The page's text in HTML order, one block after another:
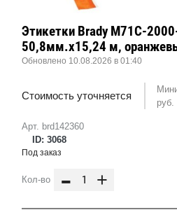
Арт. brd142360
ID: 3068
Этикетки Brady M71C-
50,8мм.х15,24 м,
Обновлено 10.08.2026 в 01:40
Стоимость уточняется
руб.
Под заказ
Кол-во - +